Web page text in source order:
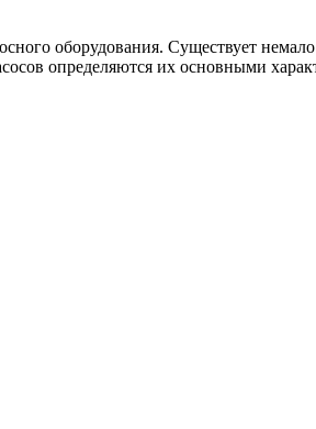
оборудования. Существует
определяются их основными